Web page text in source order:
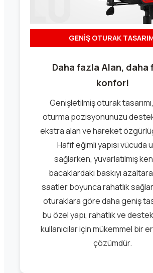
GENİŞ OTURAK
Daha fazla Alan, daha
konfor!
Genişletilmiş oturak
oturma pozisyonunuzu
ekstra alan ve hareket
Hafif eğimli yapısı vücuda
sağlarken, yuvarlatılmış
bacaklardaki baskıyı
saatler boyunca rahatlık
oturaklara göre daha geniş
bu özel yapı, rahatlık ve
kullanıcılar için mükemmel bir
çözümdür.